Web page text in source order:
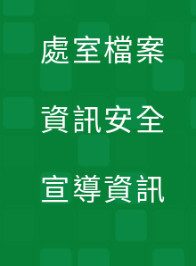
處室檔案
資訊安全
宣導資訊